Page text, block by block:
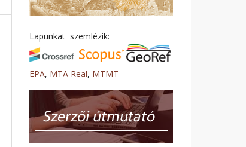
Lapunkat szemlézik:
EPA, MTA Real, MTMT